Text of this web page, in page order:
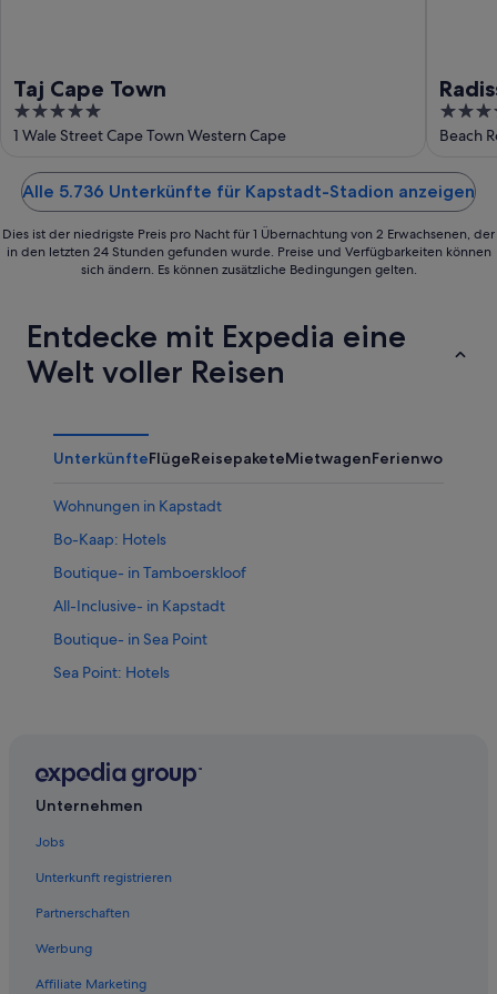
Taj Cape Town
5
out
5
1 Wale Street Cape Town Western Cape
5
out
5
Beach
Alle 5.736 Unterkünfte für Kapstadt-Stadion anzeigen
Dies ist der niedrigste Preis pro Nacht für 1 Übernachtung von 2 Erwachsenen, der
in den letzten 24 Stunden gefunden wurde. Preise und Verfügbarkeiten können
sich ändern. Es können zusätzliche Bedingungen gelten.
Entdecke mit Expedia eine
Welt voller Reisen
UnterkünfteFlügeReisepaketeMietwagen
Wohnungen in Kapstadt
Bo-Kaap: Hotels
Boutique- in Tamboerskloof
All-Inclusive- in Kapstadt
Boutique- in Sea Point
Sea Point: Hotels
Hotels mit Casino in Kapstadt
Hotels nahe Cape Town International Convention Centre
Hotels mit Fitnessbereich in De Waterkant
Private Ferienhäuser in Kapstadt
Nh Hotels in Kapstadt
Unternehmen
Jobs
Unterkunft registrieren
Partnerschaften
Werbung
Affiliate Marketing